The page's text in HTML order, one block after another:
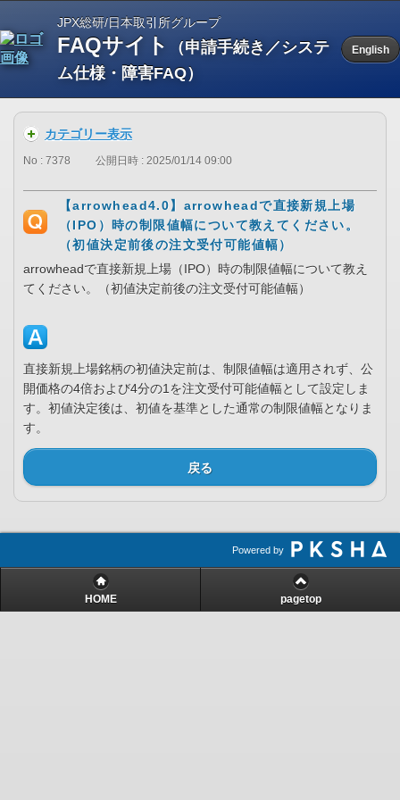
JPX総研/日本取引所グループ
FAQサイト
（申請手続き／システ
ム仕様・障害FAQ）
English
カテゴリー表示
No : 7378 公開日時 : 2025/01/14 09:00
【arrowhead4.0】arrowheadで直接新規上場
（IPO）時の制限値幅について教えてください。
（初値決定前後の注文受付可能値幅）
arrowheadで直接新規上場（IPO）時の制限値幅について教え
てください。（初値決定前後の注文受付可能値幅）
直接新規上場銘柄の初値決定前は、制限値幅は適用されず、公
開価格の4倍および4分の1を注文受付可能値幅として設定しま
す。初値決定後は、初値を基準とした通常の制限値幅となりま
す。
戻る
Powered by
HOME pagetop